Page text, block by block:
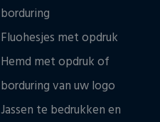
borduring
Fluohesjes met opdruk
Hemd met opdruk of
borduring van uw logo
Jassen te bedrukken en